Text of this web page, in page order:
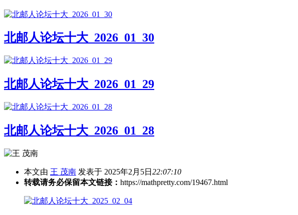
北邮人论坛十大_2026_01_30
北邮人论坛十大_2026_01_29
北邮人论坛十大_2026_01_28
本文由 王 茂南 发表于 2025年2月5日 22:07:10
转载请务必保留本文链接： https://mathpretty.com/19467.html